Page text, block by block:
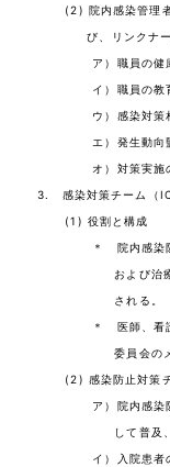
(2) 院内感染管理
び、リンクナ
ア）職員の健
イ）職員の教
ウ）感染対策
エ）発生動向
オ）対策実施
3. 感染対策チーム（
(1) 役割と構成
＊ 院内感染
および治
される。
＊ 医師、看
委員会の
(2) 感染防止対策
ア）院内感染
して普及
イ）入院患者